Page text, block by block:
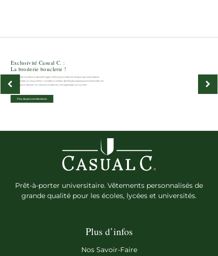
Exclusivité Casual C. :
La broderie bouclette !
La nouvelle tendance des lettrages. Même procédé technique que la broderie
traditionnelle, la « bouclette » consiste à utiliser des fils plus épais puis à les broder en
boucles pour obtenir un volume moderne, très agréable au toucher.
Plus de personnalisations
Prêt-à-porter universitaire. Vêtements personnalisés de
grande qualité pour les écoles, lycées et universités.
Plus d’infos
Nos Savoir-Faire